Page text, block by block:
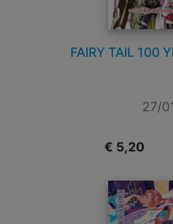
FAIRY TAIL 100
27/
€ 5,20